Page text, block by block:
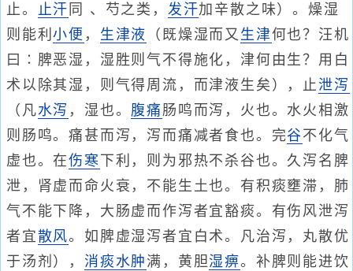
止。 止汗 同 、芍之类， 发汗加辛散之味）。燥湿
则能利小便 ， 生津液 （既燥湿而又 生津何也？汪机
曰∶脾恶湿，湿胜则气不得施化，津何由生？用白
术以除其湿，则气得周流，而津液生矣），止泄泻
（凡水泻 ，湿也。 腹痛 肠鸣而泻，火也。水火相激
则肠鸣。痛甚而泻，泻而痛减者食也。完谷不化气
虚也。在伤寒 下利，则为邪热不杀谷也。久泻名脾
泄，肾虚而命火衰，不能生土也。有积痰壅滞，肺
气不能下降，大肠虚而作泻者宜豁痰。有伤风泄泻
者宜散风。如脾虚湿泻者宜白术。凡治泻，丸散优
于汤剂）， 消痰 水肿 满，黄胆湿痹。补脾则能进饮